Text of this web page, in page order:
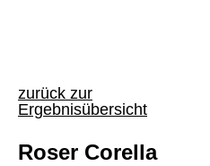
zurück zur
Ergebnisübersicht
Roser Corella